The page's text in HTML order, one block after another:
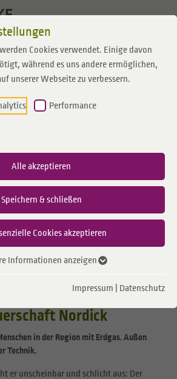
Cookies verwendet. Einige davon
während es uns andere ermöglichen,
unserer Webseite zu verbessern.
Performance
Alle akzeptieren
Speichern & schließen
Cookies akzeptieren
Informationen anzeigen
Impressum Datenschutz
Bauerschaft Nordick
in
Nordick
in der Region mit Erdgas. Außen
Technik.
er unscheinbar und schlicht aus: Der